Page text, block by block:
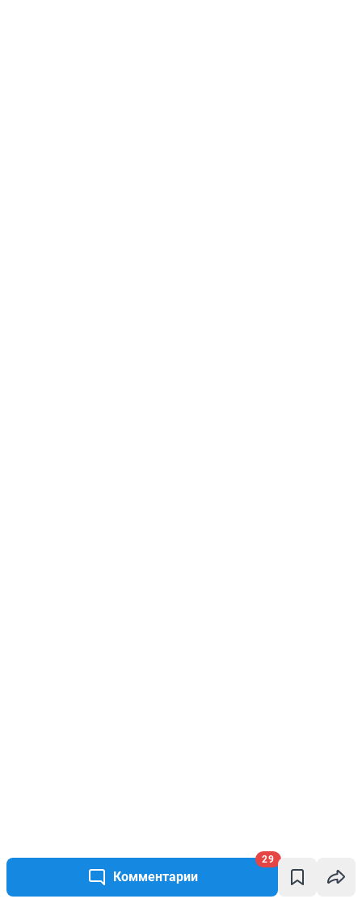
Комментарии
29